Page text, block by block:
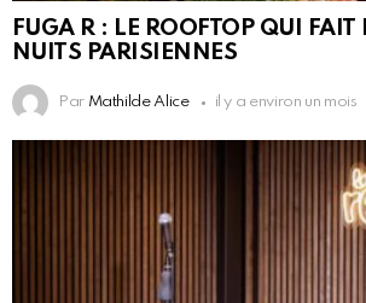
FUGA R : LE ROOFTOP QUI FAIT
NUITS PARISIENNES
Par Mathilde Alice il y a environ un mois